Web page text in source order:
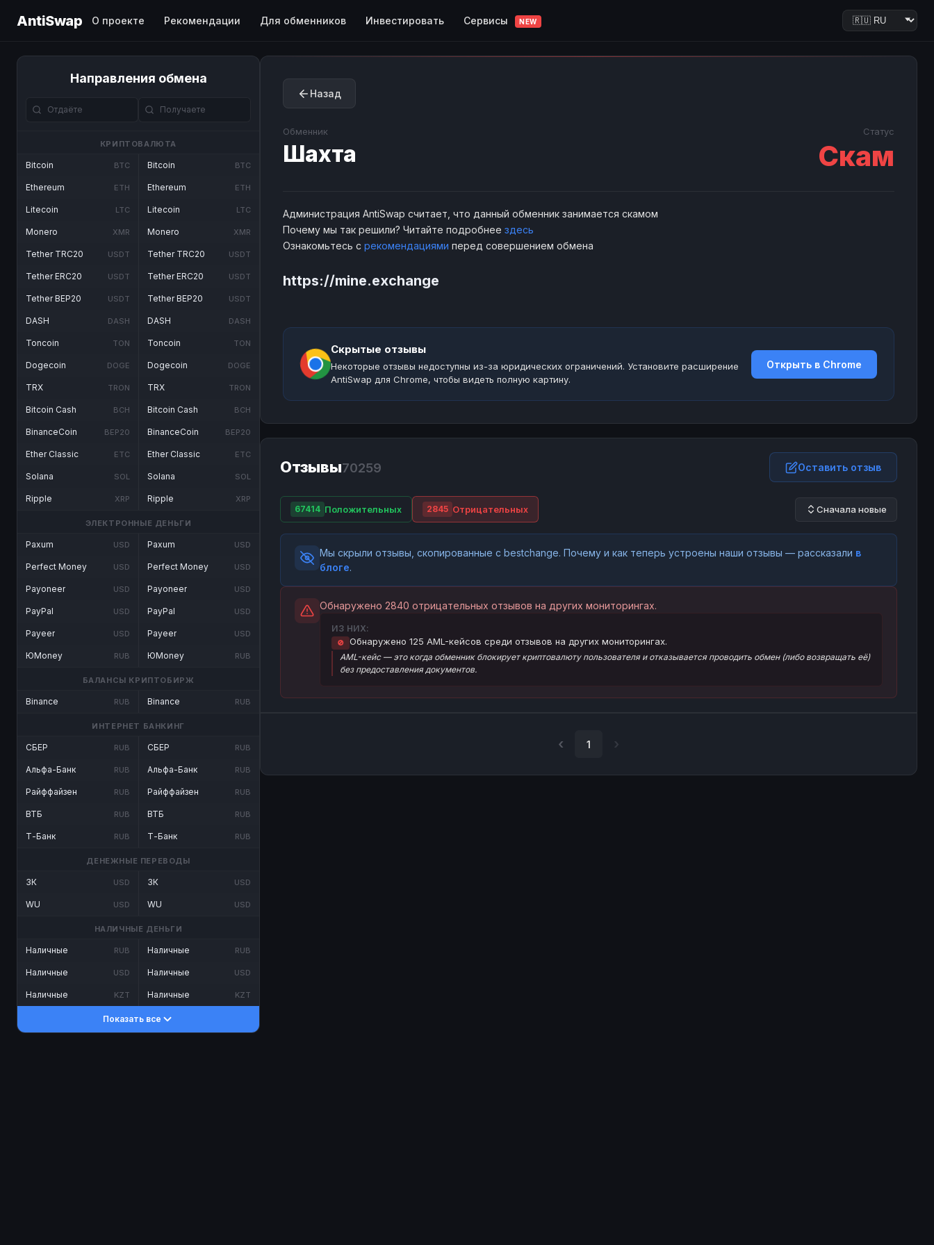
AntiSwap О проекте Рекомендации Для обменников Инвестировать Сервисы NEW
Направления обмена
КРИПТОВАЛЮТА
Bitcoin BTC
Ethereum ETH
Litecoin LTC
Monero XMR
Tether TRC20 USDT
Tether ERC20 USDT
Tether BEP20 USDT
DASH DASH
Toncoin TON
Dogecoin DOGE
TRX TRON
Bitcoin Cash BCH
BinanceCoin BEP20
Ether Classic ETC
Solana SOL
Ripple XRP
Bitcoin BTC
Ethereum ETH
Litecoin LTC
Monero XMR
Tether TRC20 USDT
Tether ERC20 USDT
Tether BEP20 USDT
DASH DASH
Toncoin TON
Dogecoin DOGE
TRX TRON
Bitcoin Cash BCH
BinanceCoin BEP20
Ether Classic ETC
Solana SOL
Ripple XRP
ЭЛЕКТРОННЫЕ ДЕНЬГИ
Paxum USD
Perfect Money USD
Payoneer USD
PayPal USD
Payeer USD
ЮMoney RUB
Paxum USD
Perfect Money USD
Payoneer USD
PayPal USD
Payeer USD
ЮMoney RUB
БАЛАНСЫ КРИПТОБИРЖ
Binance RUB Binance RUB
ИНТЕРНЕТ БАНКИНГ
СБЕР RUB
Альфа-Банк RUB
Райффайзен RUB
ВТБ RUB
Т-Банк RUB
СБЕР RUB
Альфа-Банк RUB
Райффайзен RUB
ВТБ RUB
Т-Банк RUB
ДЕНЕЖНЫЕ ПЕРЕВОДЫ
ЗК USD
WU USD
ЗК USD
WU USD
НАЛИЧНЫЕ ДЕНЬГИ
Наличные RUB
Наличные USD
Наличные KZT
Наличные RUB
Наличные USD
Наличные KZT
Показать все
Назад
Обменник
Шахта
Статус
Скам
Администрация AntiSwap считает, что данный обменник занимается скамом
Почему мы так решили? Читайте подробнее здесь
Ознакомьтесь с рекомендациями перед совершением обмена
https://mine.exchange
Скрытые отзывы
Некоторые отзывы недоступны из-за юридических ограничений. Установите расширение
AntiSwap для Chrome, чтобы видеть полную картину.
Открыть в Chrome
Отзывы70259 Оставить отзыв
67414 Положительных 2845 Отрицательных Сначала новые
Мы скрыли отзывы, скопированные с bestchange. Почему и как теперь устроены наши отзывы — рассказали в
блоге.
Обнаружено 2840 отрицательных отзывов на других мониторингах.
ИЗ НИХ:
🚫 Обнаружено 125 AML-кейсов среди отзывов на других мониторингах.
AML-кейс — это когда обменник блокирует криптовалюту пользователя и отказывается проводить обмен (либо возвращать её)
без предоставления документов.
1